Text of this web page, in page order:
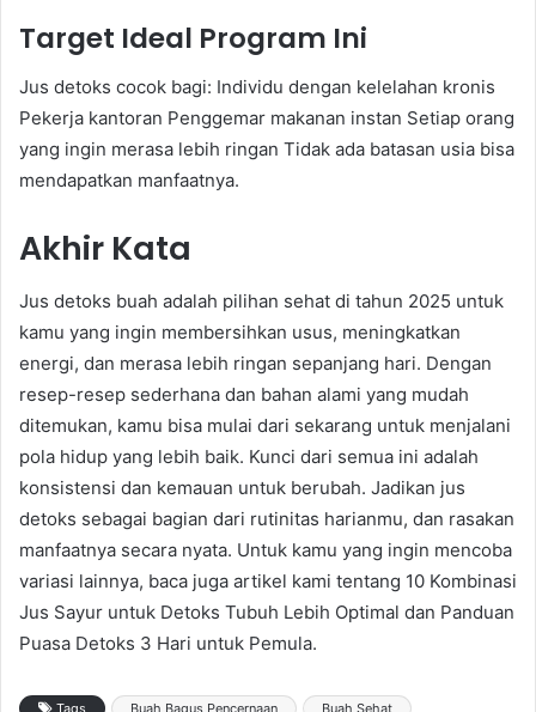
Target Ideal Program Ini
Jus detoks cocok bagi: Individu dengan kelelahan kronis
Pekerja kantoran Penggemar makanan instan Setiap orang
yang ingin merasa lebih ringan Tidak ada batasan usia bisa
mendapatkan manfaatnya.
Akhir Kata
Jus detoks buah adalah pilihan sehat di tahun 2025 untuk
kamu yang ingin membersihkan usus, meningkatkan
energi, dan merasa lebih ringan sepanjang hari. Dengan
resep-resep sederhana dan bahan alami yang mudah
ditemukan, kamu bisa mulai dari sekarang untuk menjalani
pola hidup yang lebih baik. Kunci dari semua ini adalah
konsistensi dan kemauan untuk berubah. Jadikan jus
detoks sebagai bagian dari rutinitas harianmu, dan rasakan
manfaatnya secara nyata. Untuk kamu yang ingin mencoba
variasi lainnya, baca juga artikel kami tentang 10 Kombinasi
Jus Sayur untuk Detoks Tubuh Lebih Optimal dan Panduan
Puasa Detoks 3 Hari untuk Pemula.